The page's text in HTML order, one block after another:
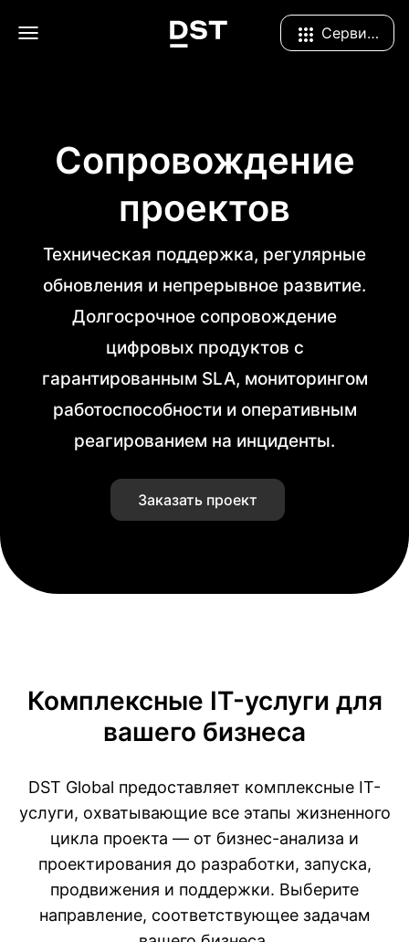
Navigation Menu Сервисы
Сопровождение
проектов
Техническая поддержка, регулярные
обновления и непрерывное развитие.
Долгосрочное сопровождение
цифровых продуктов с
гарантированным SLA, мониторингом
работоспособности и оперативным
реагированием на инциденты.
Заказать проект
Комплексные IT-услуги для
вашего бизнеса
DST Global предоставляет комплексные IT-
услуги, охватывающие все этапы жизненного
цикла проекта — от бизнес-анализа и
проектирования до разработки, запуска,
продвижения и поддержки. Выберите
направление, соответствующее задачам